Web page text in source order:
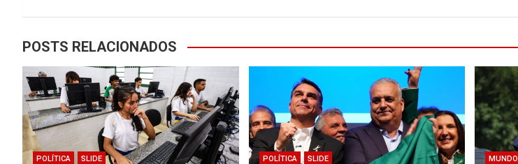
POSTS RELACIONADOS
POLÍTICA SLIDE POLÍTICA SLIDE MUNDO